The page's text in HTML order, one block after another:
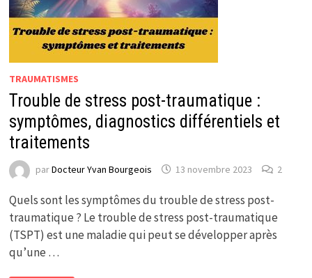
TRAUMATISMES
Trouble de stress post-traumatique :
symptômes, diagnostics différentiels et
traitements
parDocteur Yvan Bourgeois 13 novembre 2023 2
Quels sont les symptômes du trouble de stress post-
traumatique ? Le trouble de stress post-traumatique
(TSPT) est une maladie qui peut se développer après
qu’une …